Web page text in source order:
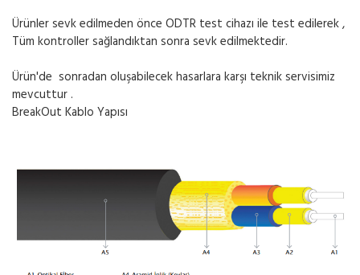
Ürünler sevk edilmeden önce ODTR test cihazı ile test edilerek ,
Tüm kontroller sağlandıktan sonra sevk edilmektedir.
Ürün'de sonradan oluşabilecek hasarlara karşı teknik servisimiz
mevcuttur .
BreakOut Kablo Yapısı